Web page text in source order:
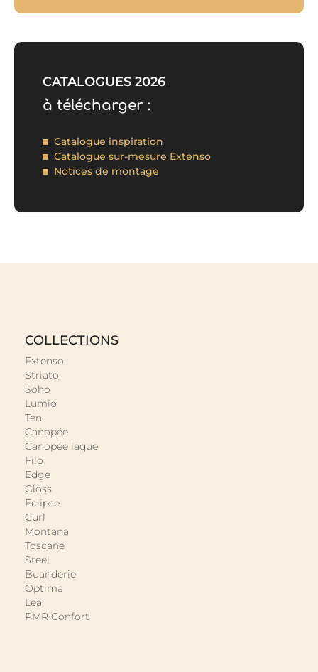
CATALOGUES 2026
à télécharger :
Catalogue inspiration
Catalogue sur-mesure Extenso
Notices de montage
COLLECTIONS
Extenso
Striato
Soho
Lumio
Ten
Canopée
Canopée laque
Filo
Edge
Gloss
Eclipse
Curl
Montana
Toscane
Steel
Buanderie
Optima
Lea
PMR Confort